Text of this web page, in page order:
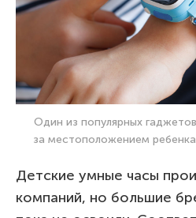
Один из популярных
за местоположением
Детские умные часы
компаний, но большие